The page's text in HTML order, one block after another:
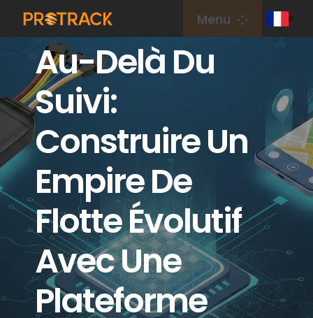
Aller
contenu
Menu
Maison
Traqueur GPS
Plateforme GPS
Carte IdO
couverture
À propos de nous
Au-Delà Du
Suivi:
Construire Un
Empire De
Flotte Évolutif
Avec Une
Plateforme